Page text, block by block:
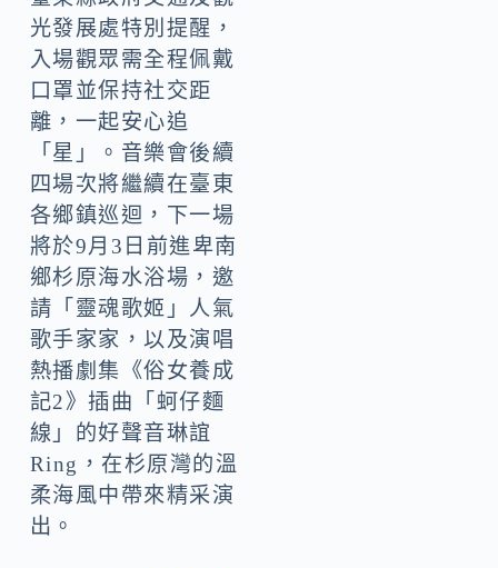
光發展處特別提醒，
入場觀眾需全程佩戴
口罩並保持社交距
離，一起安心追
「星」。音樂會後續
四場次將繼續在臺東
各鄉鎮巡迴，下一場
將於9月3日前進卑南
鄉杉原海水浴場，邀
請「靈魂歌姬」人氣
歌手家家，以及演唱
熱播劇集《俗女養成
記2》插曲「蚵仔麵
線」的好聲音琳誼
Ring，在杉原灣的溫
柔海風中帶來精采演
出。